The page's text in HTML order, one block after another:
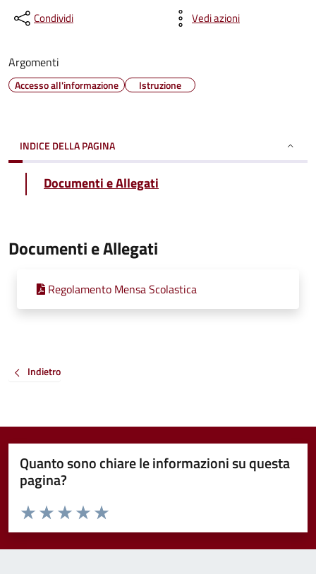
Condividi Vedi azioni
Argomenti
Accesso all'informazione Istruzione
INDICE DELLA PAGINA
Documenti e Allegati
Documenti e Allegati
Regolamento Mensa Scolastica
Indietro
Quanto sono chiare le informazioni su questa
pagina?
Valuta da 1 a 5 stelle la pagina
Valuta 5 stelle su 5
Valuta 4 stelle su 5
Valuta 3 stelle su 5
Valuta 2 stelle su 5
Valuta 1 stelle su 5